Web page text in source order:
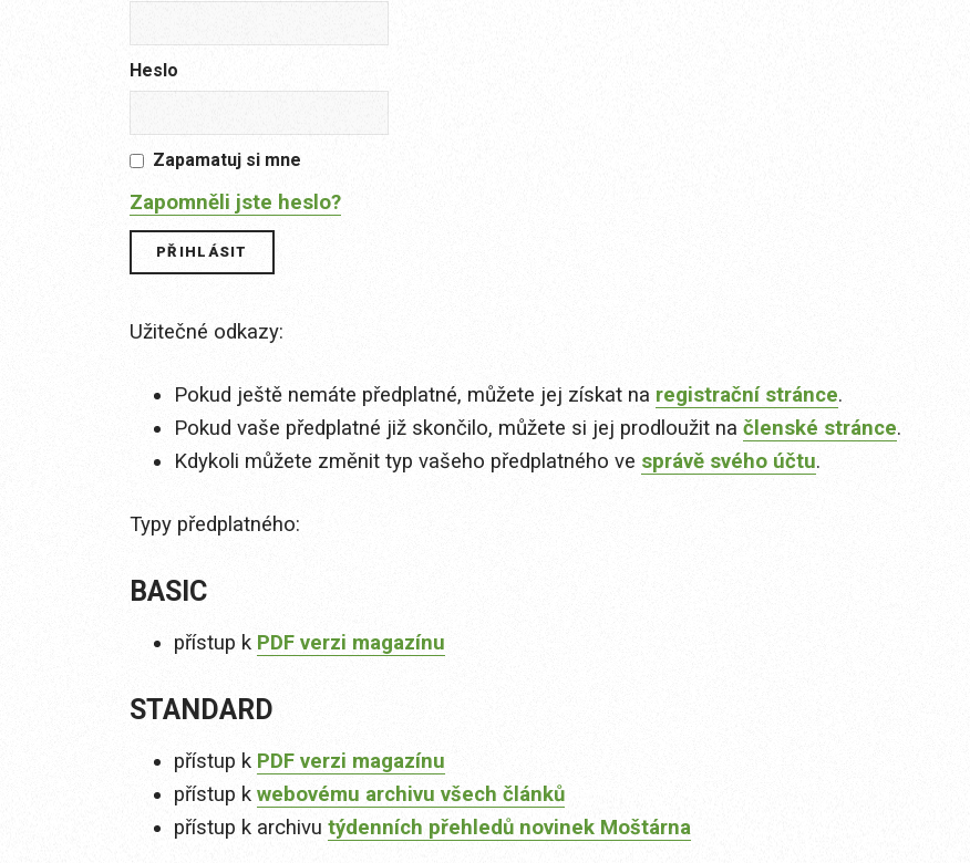
Heslo
Zapamatuj si mne
Zapomněli jste heslo?
Užitečné odkazy:
Pokud ještě nemáte předplatné, můžete jej získat na registrační stránce.
Pokud vaše předplatné již skončilo, můžete si jej prodloužit na členské stránce.
Kdykoli můžete změnit typ vašeho předplatného ve správě svého účtu.
Typy předplatného:
BASIC
přístup k PDF verzi magazínu
STANDARD
přístup k PDF verzi magazínu
přístup k webovému archivu všech článků
přístup k archivu týdenních přehledů novinek Moštárna